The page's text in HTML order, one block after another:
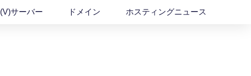
(v)サーバー ドメイン ホスティングニュース